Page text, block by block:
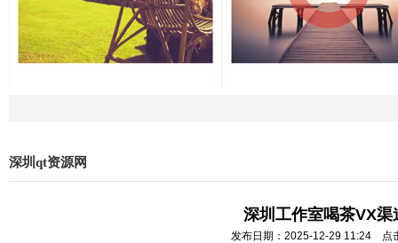
深圳qt资源网
深圳工作室喝茶VX渠
发布日期：2025-12-29 11:24 点